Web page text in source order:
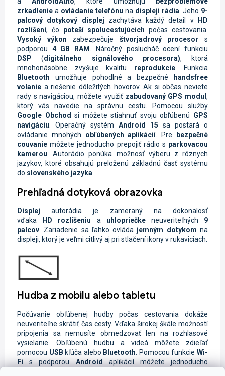
zrkadlenie a ovládanie telefónu na displeji rádia . Jeho 9-
palcový dotykový displej zachytáva každý detail v
HD
rozlíšení, čo poteší spolucestujúcich počas cestovania.
Vysoký výkon zabezpečuje štvorjadrový procesor s
podporou 4 GB RAM
. Náročný poslucháč ocení funkciu
DSP (digitálneho signálového procesora), ktorá
mnohonásobne zvyšuje kvalitu reprodukcie. Funkcia
Bluetooth umožňuje pohodlné a bezpečné
handsfree
volanie a riešenie dôležitých hovorov. Ak si občas neviete
rady s navigáciou, môžete využiť zabudovaný GPS modul,
ktorý vás navedie na správnu cestu. Pomocou služby
Google Obchod si môžete stiahnuť svoju obľúbenú GPS
navigáciu . Operačný systém Android 15 sa postará o
ovládanie mnohých obľúbených aplikácií. Pre
bezpečné
couvanie môžete jednoducho prepojiť rádio s parkovacou
kamerou . Autorádio ponúka možnosť výberu z rôznych
jazykov, ktoré obsahujú preloženú základnú časť systému
do slovenského jazyka
Prehľadná dotyková obrazovka
Displejautorádia je zameraný na dokonalosť
vďaka
HD rozlíšeniu a uhlopriečkeneuveriteľných 9
palcov. Zariadenie sa ľahko ovláda jemným dotykomna
displeji, ktorý je veľmi citlivý aj pri stlačení ikony v rukaviciach.
Hudba z mobilu alebo tabletu
Počúvanie obľúbenej hudby počas cestovania dokáže
neuveriteľne skrátiť čas cesty. Vďaka širokej škále možností
pripojenia sa nemusíte obmedzovať len na rozhlasové
vysielanie. Obľúbenú hudbu a videá môžete zdieľať
pomocou USB kľúča alebo Bluetooth . Pomocou funkcieWi-
Fi s podporou Android aplikácií môžete jednoducho